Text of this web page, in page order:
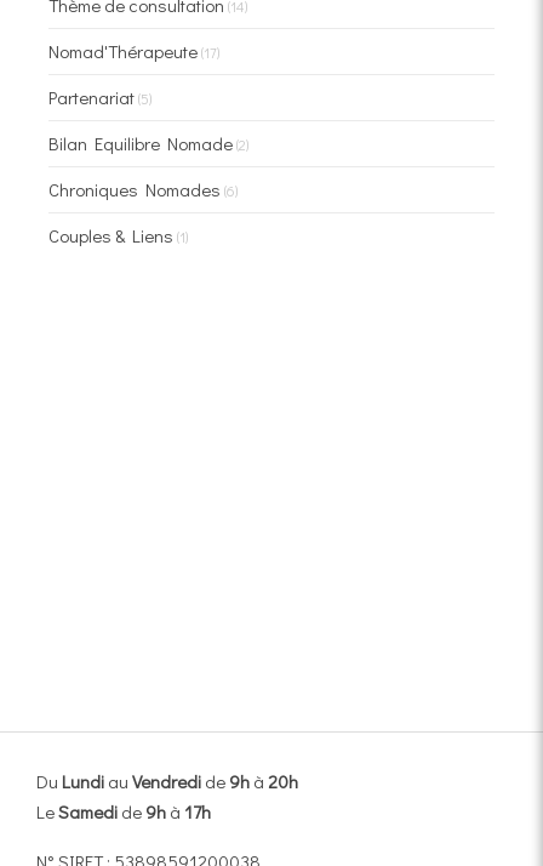
(14)
Nomad'Thérapeute(17)
Partenariat(5)
Bilan Equilibre Nomade(2)
Chroniques Nomades (6)
Couples & Liens (1)
Du Lundi au Vendredi de 9h à 20h
LeSamedi de 9h à 17h
N° SIRET : 53898591200038